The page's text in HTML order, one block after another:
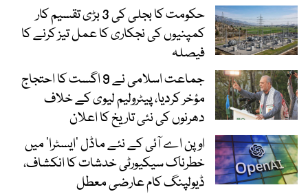
حکومت کا بجلی کی 3 بڑی تقسیم کار
کمپنیوں کی نجکاری کا عمل تیز کرنے کا
فیصلہ
جماعت اسلامی نے 9 اگست کا احتجاج
مؤخر کردیا، پیٹرولیم لیوی کے خلاف
دھرنوں کی نئی تاریخ کا اعلان
اوپن اے آئی کے نئے ماڈل ’ایسٹرا‘ میں
خطرناک سیکیورٹی خدشات کا انکشاف،
ڈیولپنگ کام عارضی معطل